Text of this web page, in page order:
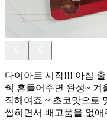
다이아트 시작!!! 아침
쒝 흔들어주면 완성~ 겨
작해여죠 ~ 초코맛으로
씹히면서 배고품을 없애